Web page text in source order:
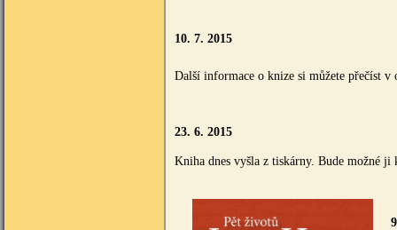
10. 7. 2015
Další informace o knize si můžete přečíst v
23. 6. 2015
Kniha dnes vyšla z tiskárny. Bude možné